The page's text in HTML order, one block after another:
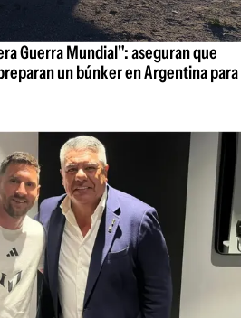
Guerra Mundial": aseguran que
un búnker en Argentina para